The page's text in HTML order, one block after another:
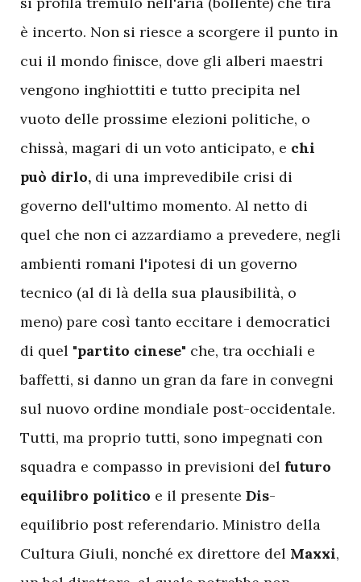
è incerto. Non si riesce a scorgere il punto in
cui il mondo finisce, dove gli alberi maestri
vengono inghiottiti e tutto precipita nel
vuoto delle prossime elezioni politiche, o
chissà, magari di un voto anticipato, e chi
può dirlo, di una imprevedibile crisi di
governo dell'ultimo momento. Al netto di
quel che non ci azzardiamo a prevedere, negli
ambienti romani l'ipotesi di un governo
tecnico (al di là della sua plausibilità, o
meno) pare così tanto eccitare i democratici
di quel "partito cinese" che, tra occhiali e
baffetti, si danno un gran da fare in convegni
sul nuovo ordine mondiale post-occidentale.
Tutti, ma proprio tutti, sono impegnati con
squadra e compasso in previsioni del futuro
equilibro politico e il presente Dis-
equilibrio post referendario. Ministro della
Cultura Giuli, nonché ex direttore del Maxxi,